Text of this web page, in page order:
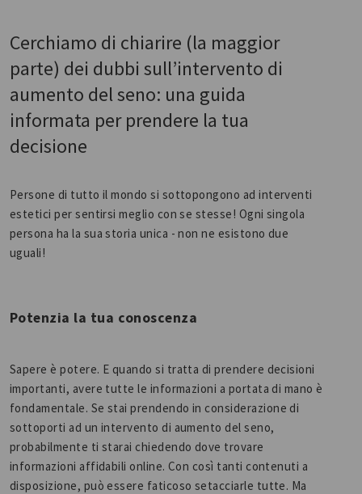
Cerchiamo di chiarire (la maggior
parte) dei dubbi sull’intervento di
aumento del seno: una guida
informata per prendere la tua
decisione
Persone di tutto il mondo si sottopongono ad interventi
estetici per sentirsi meglio con se stesse! Ogni singola
persona ha la sua storia unica - non ne esistono due
uguali!
Potenzia la tua conoscenza
Sapere è potere. E quando si tratta di prendere decisioni
importanti, avere tutte le informazioni a portata di mano è
fondamentale. Se stai prendendo in considerazione di
sottoporti ad un intervento di aumento del seno,
probabilmente ti starai chiedendo dove trovare
informazioni affidabili online. Con così tanti contenuti a
disposizione, può essere faticoso setacciarle tutte. Ma